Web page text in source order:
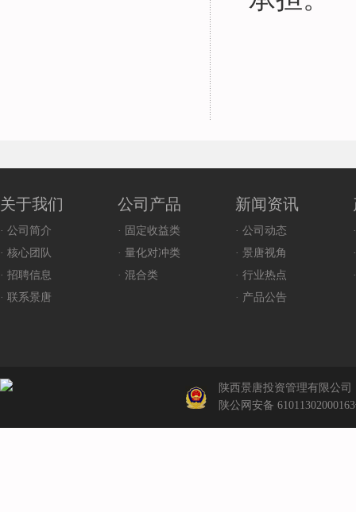
关于我们
· 公司简介
· 核心团队
· 招聘信息
· 联系景唐
公司产品
· 固定收益类
· 量化对冲类
· 混合类
新闻资讯
· 公司动态
· 景唐视角
· 行业热点
· 产品公告
陕西景唐投资管理有限公司
陕公网安备